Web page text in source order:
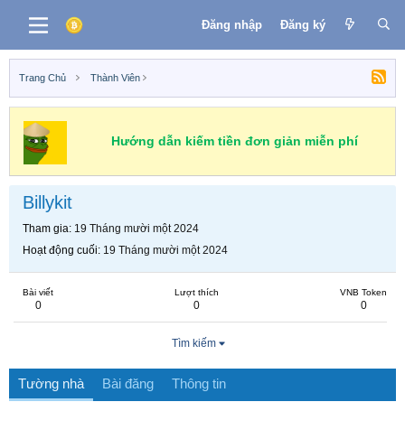
Đăng nhập Đăng ký
Trang Chủ Thành Viên
Hướng dẫn kiếm tiền đơn giản miễn phí
Billykit
Tham gia 19 Tháng mười một 2024
Hoạt động cuối 19 Tháng mười một 2024
Bài viết
0
Lượt thích
0
VNB Token
0
Tìm kiếm
Tường nhà Bài đăng Thông tin